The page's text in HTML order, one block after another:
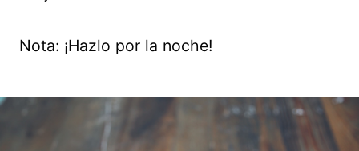
Nota: ¡Hazlo por la noche!